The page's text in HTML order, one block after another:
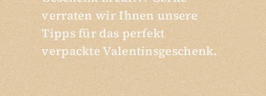
verraten wir Ihnen unsere
Tipps für das perfekt
verpackte Valentinsgeschenk.